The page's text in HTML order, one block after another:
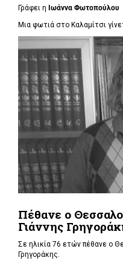
Γράφει η Ιωάννα Φωτοπούλου
Μια φωτιά στο Καλαμίτσι
Πέθανε ο
Γιάννης
Σε ηλικία 76 ετών πέθανε ο
Γρηγοράκης.